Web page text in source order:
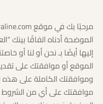
الموضحة أدناه اتفاقًا بينك
إليها أيضًا بـ نحن أو لنا أو
الموقع أو موافقتك على
وموافقتك الكاملة على
موافقتك على أي من الشروط